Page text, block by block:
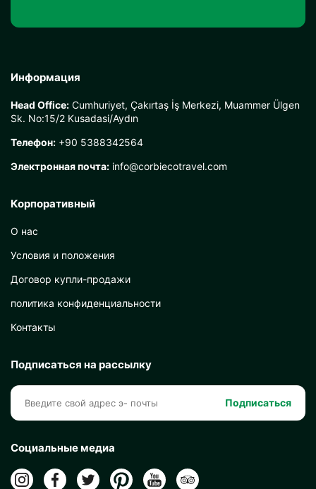
Информация
Head Office: Cumhuriyet, Çakırtaş İş Merkezi, Muammer Ülgen
Sk. No:15/2 Kusadasi/Aydın
Телефон: +90 5388342564
Электронная почта: info@corbiecotravel.com
Корпоративный
О нас
Условия и положения
Договор купли-продажи
политика конфиденциальности
Контакты
Подписаться на рассылку
Подписаться
Социальные медиа